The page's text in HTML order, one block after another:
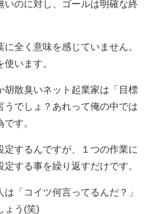
いのに対し、ゴールは明確な終
全く意味を感じていません。
います。
胡散臭いネット起業家は「目標
うでしょ？あれって俺の中では
す。
定するんですが、１つの作業に
する事を繰り返すだけです。
「コイツ何言ってるんだ？」
ょう(笑)